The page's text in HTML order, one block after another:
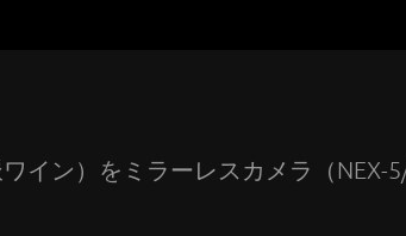
イン）をミラーレスカメラ（NEX-